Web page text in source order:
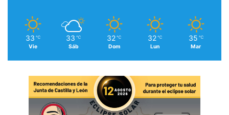
33 ℃
Vie
33 ℃
Sáb
32 ℃
Dom
32 ℃
Lun
35 ℃
Mar